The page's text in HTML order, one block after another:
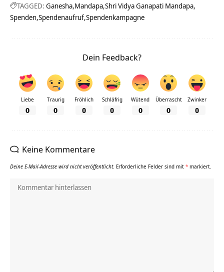
TAGGED: Ganesha Mandapa Shri Vidya Ganapati Mandapa
Spenden Spendenaufruf Spendenkampagne
Dein Feedback?
Liebe
0
Traurig
0
Fröhlich
0
Schläfrig
0
Wütend
0
Überrascht
0
Zwinker
0
Keine Kommentare
Deine E-Mail-Adresse wird nicht veröffentlicht. Erforderliche Felder sind mit * markiert.